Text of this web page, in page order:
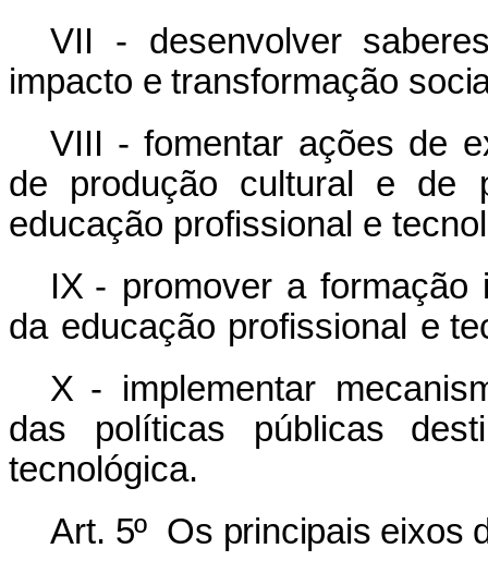
VII -
desenvolver
impacto e transformação
VIII - fomentar ações de
de produção cultural e de
educação profissional e
IX - promover a formação
da educação profissional e
X - implementar
das
políticas
públicas
tecnológica.
Art. 5º Os principais eixos